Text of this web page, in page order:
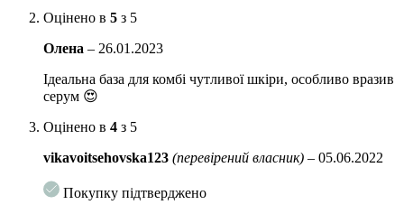
Сквалан: пом’якшує, заспокоює, зволожує, підтримує
Пантенол
Алантоїн : заспокоює, зміцнює водний бар’єр шкіри.
Оцінено в 5 з 5
Олена – 26.01.2023
Ідеальна база для комбі чутливої шкіри, особливо вразив
серум 😍
Оцінено в 4 з 5
vikavoitsehovska123 (перевірений власник) – 05.06.2022
Покупку підтверджено